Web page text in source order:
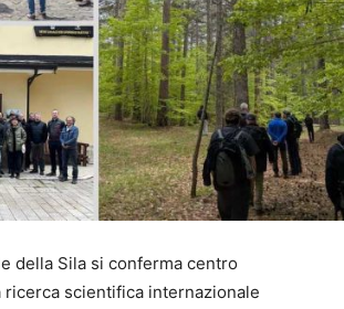
della Sila si conferma centro
ricerca scientifica internazionale